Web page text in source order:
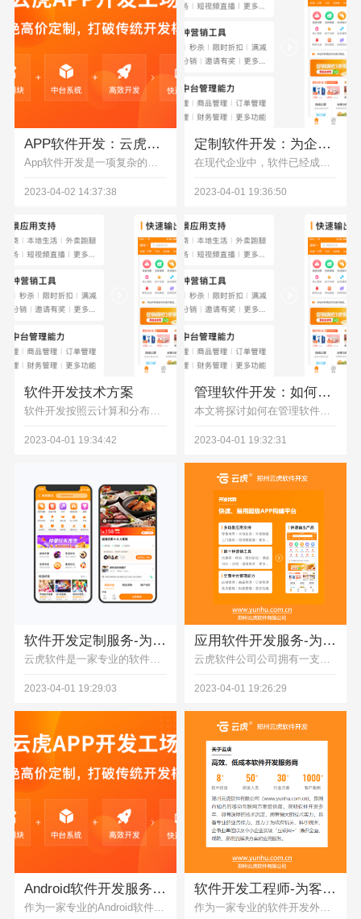
APP软件开发：云虎APP开发流程、技术和挑战
App软件开发是一项复杂的技术工作，需要熟练的技术和团队合作来完成。同时，需要持续关注移动互联网和技术发展的趋势，云虎软件为用户提供更好的体验和价值。
2023-04-02 14:37:38
定制软件开发：为企业量身打造的解决方案
在现代企业中，软件已经成为了企业发展不可或缺的一部分。而为了满足企业的特定需求，越来越多的企业开始选择定制软件开发。定制软件开发是一种为企业量身打造的解决方案，能够提供更加精准、高效的服务。
2023-04-01 19:36:50
软件开发技术方案
​软件开发按照云计算和分布式技术为主导出发,采取混合云部署,构建高可用,可扩展的软件架构体系
2023-04-01 19:34:42
管理软件开发：如何提高项目效率和质量？
本文将探讨如何在管理软件开发过程中提高项目效率和质量。我们将介绍软件开发流程中各个阶段的最佳实践，以及如何优化团队协作和沟通，从而帮助您提高管理软件开发的效率和质量。
2023-04-01 19:32:31
软件开发定制服务-为您提供高品质个性化软件
云虎软件是一家专业的软件开发公司，提供各种定制化软件开发服务。定制化开发是指根据客户需求，为其提供专门定制的软件开发服务。云虎软件的定制化开发服务包括网站开发、移动应用开发、企业级应用开发等。
2023-04-01 19:29:03
应用软件开发服务-为您提供高品质定制化应用
云虎软件公司公司拥有一支经验丰富、技术过硬的应用开发团队，致力于为客户提供高品质的定制化应用软件开发服务。我们采用最新的技术和工具，能够快速响应客户需求，并为客户提供个性化的应用软件开发服务。我们的开发团队具有扎实的应用开发技术和丰富的实践经验，能够为客户提供最优质的应用软件开发服务。如果您需要专业的应用软件开发团队来为您提供高品质的定制化应用，请联系我们，我们将竭诚为您服务。
2023-04-01 19:26:29
Android软件开发服务-为您打造高品质移动应用
作为一家专业的Android软件开发公司，云虎软件采用最新的技术和工具，能够快速响应客户需求，并为客户提供定制化的移动应用开发服务。我们的开发团队具有扎实的移动应用开发技术和丰富的实践经验，能够为客户提供最优质的移动应用开发服务。
软件开发工程师-为客户提供高效、优质的软件开发服务
作为一家专业的软件开发外包公司，郑州云虎软件开发工程师团队采用最新的技术和工具，能够快速响应客户需求，并为客户提供高效、优质、定制化的软件开发服务。我们的开发工程师具有扎实的软件开发技术和丰富的实践经验，能够快速理解客户需求，并为客户提供最优质的软件开发服务。